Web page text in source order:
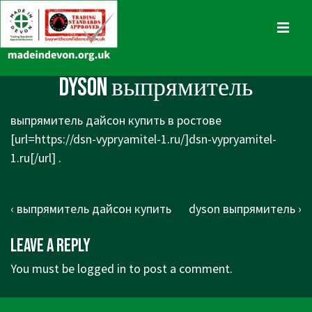
Skip
to
Main
Navigationdyson выпрямитель
выпрямитель дайсон купить в ростове
[url=https://dsn-vypryamitel-1.ru/]dsn-vypryamitel-
1.ru[/url] .
Post
Previous
is
‹ выпрямитель дайсон купить
Next
dyson выпрямитель ›
Leave a Reply
You must be logged in to post a comment.